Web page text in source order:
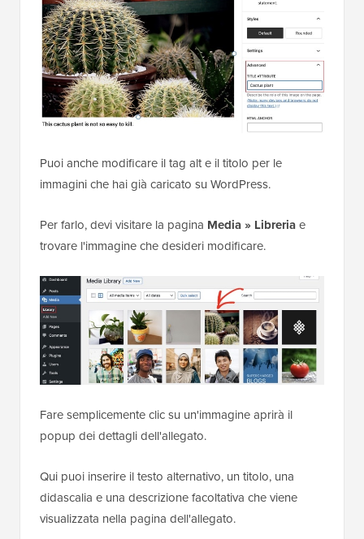
Puoi anche modificare il tag alt e il titolo per le
immagini che hai già caricato su WordPress.
Per farlo, devi visitare la pagina Media » Libreriae
trovare l'immagine che desideri modificare.
Fare semplicemente clic su un'immagine aprirà il
popup dei dettagli dell'allegato.
Qui puoi inserire il testo alternativo, un titolo, una
didascalia e una descrizione facoltativa che viene
visualizzata nella pagina dell'allegato.